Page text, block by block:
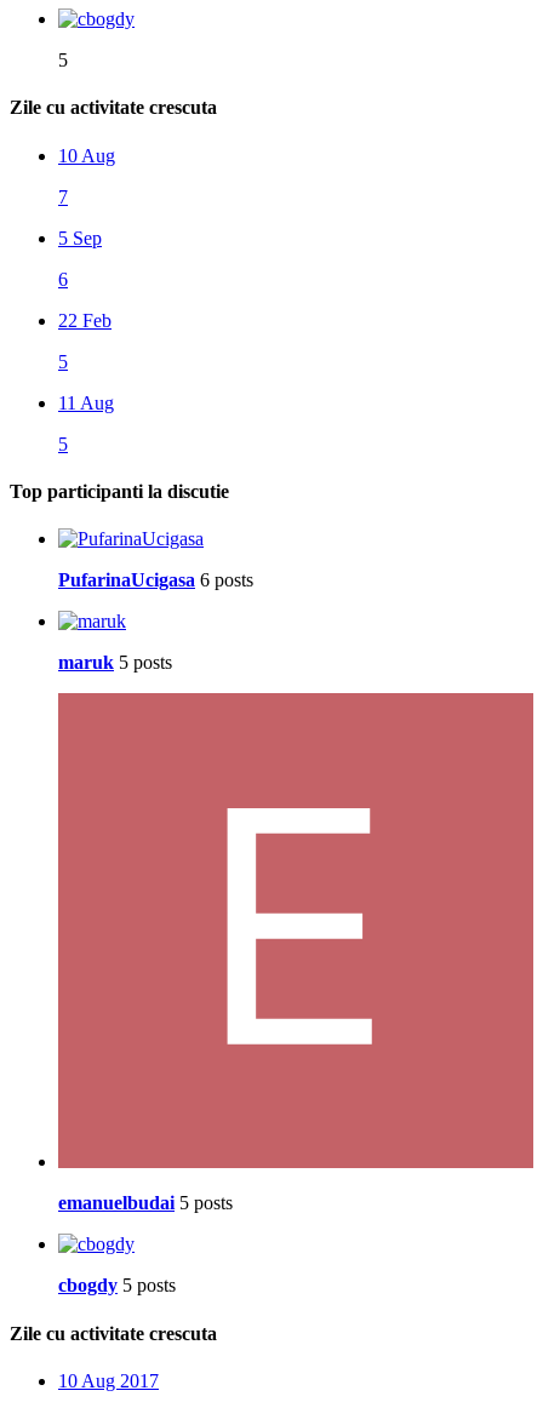
5
Zile cu activitate crescuta
10 Aug
7
5 Sep
6
22 Feb
5
11 Aug
5
Top participanti la discutie
PufarinaUcigasa 6 posts
maruk 5 posts
emanuelbudai 5 posts
cbogdy 5 posts
Zile cu activitate crescuta
10 Aug 2017